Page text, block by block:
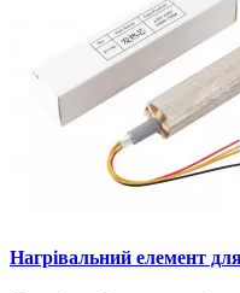
Нагрівальний елемент